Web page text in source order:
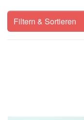
Filtern & Sortieren